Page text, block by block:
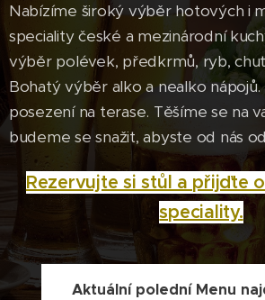
Nabízíme široký výběr hotových i
speciality české a mezinárodní
výběr polévek, předkrmů, ryb,
Bohatý výběr alko a nealko
posezení na terase. Těšíme se na
budeme se snažit, abyste od nás
Rezervujte si stůl a přijďte
speciality.
Aktuální polední Menu